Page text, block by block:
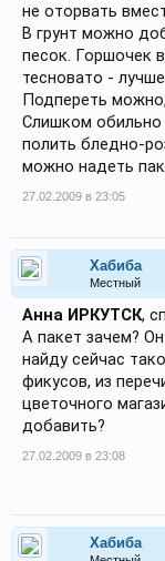
не оторвать
В грунт можно
песок. Горшочек
тесновато -
Подпереть
Слишком обильно
полить бледно-
можно надеть
27.02.2009 в 23:05
Хабиба
Местный
Анна ИРКУТСК,
А пакет зачем?
найду сейчас
фикусов, из
цветочного
добавить?
27.02.2009 в 23:08
Хабиба